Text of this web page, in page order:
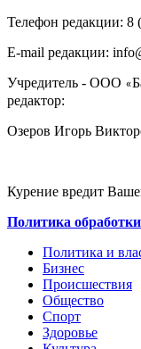
Телефон редакции: ‎‎8
E-mail редакции:
Учредитель - ООО «
редактор:
Озеров Игорь
Курение вредит
Политика
Политика и
Бизнес
Происшествия
Общество
Cпорт
Здоровье